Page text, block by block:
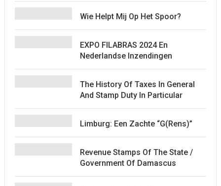
Wie Helpt Mij Op Het Spoor?
EXPO FILABRAS 2024 En
Nederlandse Inzendingen
The History Of Taxes In General
And Stamp Duty In Particular
Limburg: Een Zachte “G(rens)”
Revenue Stamps Of The State /
Government Of Damascus